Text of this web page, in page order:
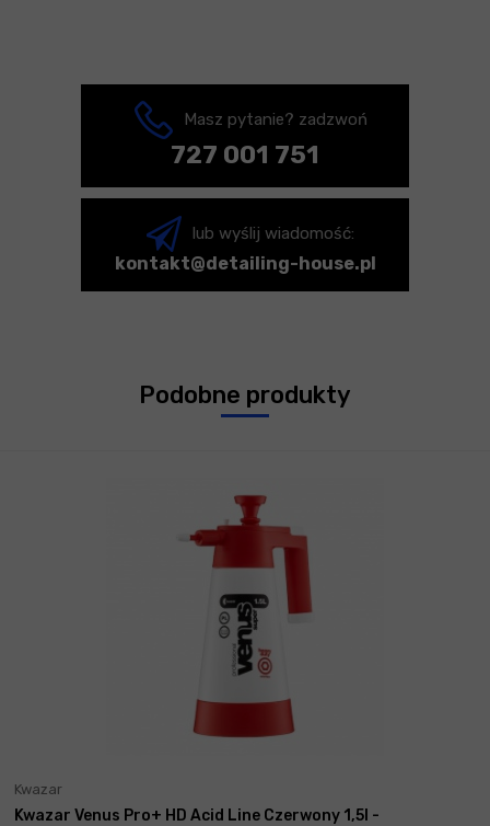
Masz pytanie? zadzwoń
727 001 751
lub wyślij wiadomość:
kontakt@detailing-house.pl
Podobne produkty
Kwazar
Kwazar Venus Pro+ HD Acid Line Czerwony 1,5l -